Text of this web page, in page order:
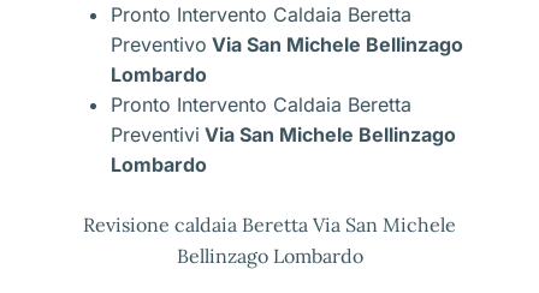
Pronto Intervento Caldaia Beretta
Preventivo Via San Michele Bellinzago
Lombardo
Pronto Intervento Caldaia Beretta
Preventivi Via San Michele Bellinzago
Lombardo
Revisione caldaia Beretta Via San Michele
Bellinzago Lombardo